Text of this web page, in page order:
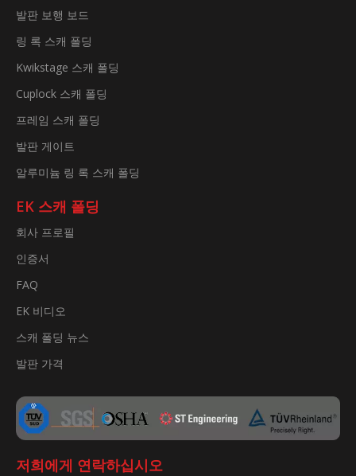
발판 보행 보드
링 록 스캐 폴딩
Kwikstage 스캐 폴딩
Cuplock 스캐 폴딩
프레임 스캐 폴딩
발판 게이트
알루미늄 링 록 스캐 폴딩
EK 스캐 폴딩
회사 프로필
인증서
FAQ
EK 비디오
스캐 폴딩 뉴스
발판 가격
저희에게 연락하십시오